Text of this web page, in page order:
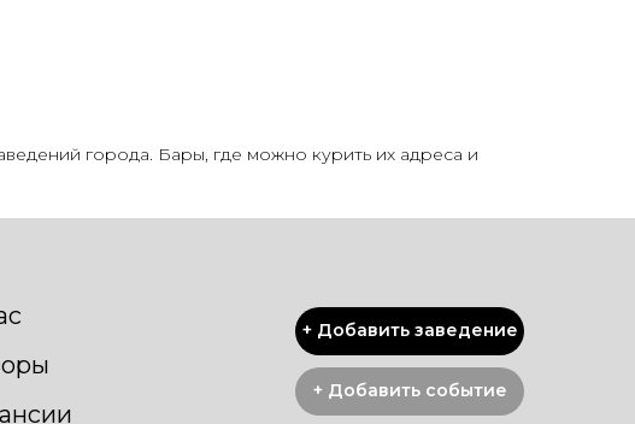
города. Бары, где можно курить их адреса и
+ Добавить заведение
+ Добавить событие